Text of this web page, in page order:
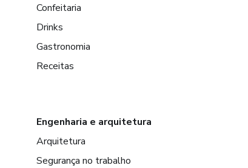
Confeitaria
Drinks
Gastronomia
Receitas
Engenharia e arquitetura
Arquitetura
Segurança no trabalho